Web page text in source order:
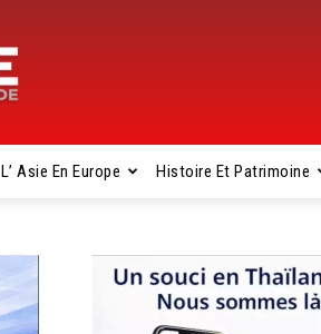
L’ Asie En Europe Histoire Et Patrimoine